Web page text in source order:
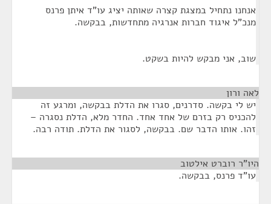
אנחנו נתחיל במצגת קצרה שאותה יציג עו"ד איתן פרנס
מנכ"ל איגוד חברות אנרגיה מתחדשות, בבקשה.
שוב, אני מבקש להיות בשקט.
לאה ורון
יש לי בקשה. סדרנים, סגרו את הדלת בבקשה, ומרגע זה
להכניס רק בזרם של אחד אחד. החדר מלא, הדלת נסגרה –
זהו. אותו הדבר שם. בבקשה, לסגור את הדלת. תודה רבה.
היו"ר רוברט אילטוב
עו"ד פרנס, בבקשה.